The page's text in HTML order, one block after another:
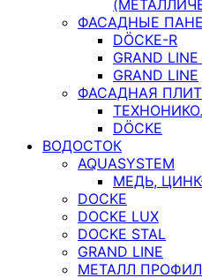
ФАСАДНЫЕ
DÖCKE-R
GRAND
GRAND LINE
ФАСАДНАЯ
DÖCKE
ВОДОСТОК
AQUASYSTEM
МЕДЬ,
DOCKE
DOCKE LUX
DOCKE STAL
GRAND LINE
МЕТАЛЛ